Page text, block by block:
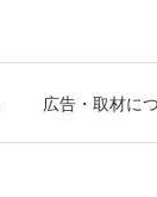
広告・取材に